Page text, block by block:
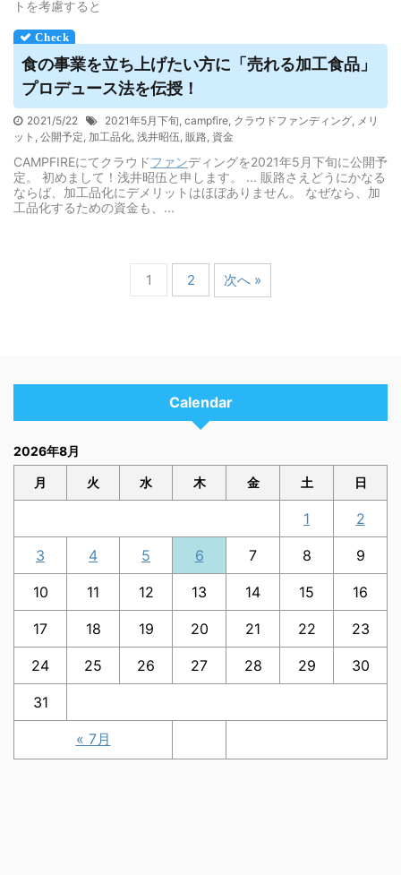
トを考慮すると
食の事業を立ち上げたい方に「売れる加工食品」
プロデュース法を伝授！
2021/5/22 2021年5月下旬, campfire, クラウドファンディング, メリ
ット , 公開予定, 加工品化, 浅井昭伍, 販路, 資金
​​CAMPFIREにてクラウドファンディングを2021年5月下旬に公開予
定。 初めまして！浅井昭伍と申します。 ... 販路さえどうにかなる
ならば、加工品化にデメリットはほぼありません。 なぜなら、加
工品化するための資金も、...
1 2 次へ »
Calendar
2026年8月
月 火 水 木 金 土 日
« 7月
1 2
3 4 5 6 7 8 9
10 11 12 13 14 15 16
17 18 19 20 21 22 23
24 25 26 27 28 29 30
31